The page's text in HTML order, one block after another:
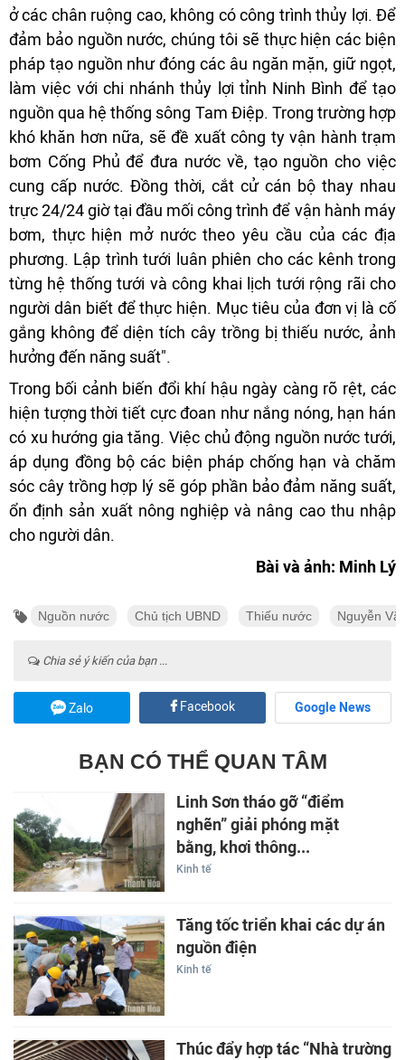
ở các chân ruộng cao, không có công trình thủy lợi. Để
đảm bảo nguồn nước, chúng tôi sẽ thực hiện các biện
pháp tạo nguồn như đóng các âu ngăn mặn, giữ ngọt,
làm việc với chi nhánh thủy lợi tỉnh Ninh Bình để tạo
nguồn qua hệ thống sông Tam Điệp. Trong trường hợp
khó khăn hơn nữa, sẽ đề xuất công ty vận hành trạm
bơm Cống Phủ để đưa nước về, tạo nguồn cho việc
cung cấp nước. Đồng thời, cắt cử cán bộ thay nhau
trực 24/24 giờ tại đầu mối công trình để vận hành máy
bơm, thực hiện mở nước theo yêu cầu của các địa
phương. Lập trình tưới luân phiên cho các kênh trong
từng hệ thống tưới và công khai lịch tưới rộng rãi cho
người dân biết để thực hiện. Mục tiêu của đơn vị là cố
gắng không để diện tích cây trồng bị thiếu nước, ảnh
hưởng đến năng suất".
Trong bối cảnh biến đổi khí hậu ngày càng rõ rệt, các
hiện tượng thời tiết cực đoan như nắng nóng, hạn hán
có xu hướng gia tăng. Việc chủ động nguồn nước tưới,
áp dụng đồng bộ các biện pháp chống hạn và chăm
sóc cây trồng hợp lý sẽ góp phần bảo đảm năng suất,
ổn định sản xuất nông nghiệp và nâng cao thu nhập
cho người dân.
Bài và ảnh: Minh Lý
Nguồn nước Chủ tịch UBND Thiếu nước Nguyễn
Chia sẻ ý kiến của bạn ...
Zalo Facebook Google News
BẠN CÓ THỂ QUAN TÂM
Linh Sơn tháo gỡ “điểm
nghẽn” giải phóng mặt
bằng, khơi thông...
Kinh tế
Tăng tốc triển khai các dự án
nguồn điện
Kinh tế
Thúc đẩy hợp tác “Nhà trường